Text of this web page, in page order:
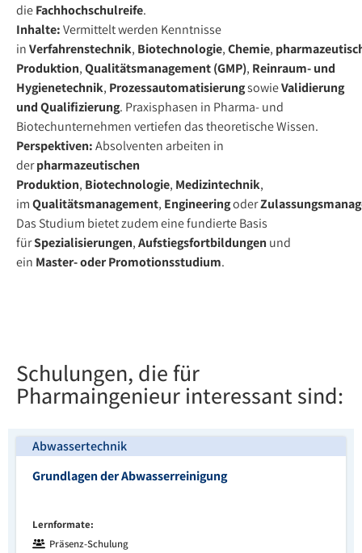
dieFachhochschulreife.
Inhalte:Vermittelt werden Kenntnisse
inVerfahrenstechnik, Biotechnologie,Chemie,
Produktion,Qualitätsmanagement (GMP), Reinraum- und
Hygienetechnik, ProzessautomatisierungsowieValidierung
und Qualifizierung. Praxisphasen in Pharma- und
Biotechunternehmen vertiefen das theoretische Wissen.
Perspektiven:Absolventen arbeiten in
derpharmazeutischen
Produktion, Biotechnologie, Medizintechnik,
imQualitätsmanagement, Engineeringoder
Das Studium bietet zudem eine fundierte Basis
fürSpezialisierungen,Aufstiegsfortbildungen und
ein Master- oder Promotionsstudium.
Schulungen, die für
Pharmaingenieur interessant sind:
Abwassertechnik
Grundlagen der Abwasserreinigung
Lernformate:
Präsenz-Schulung